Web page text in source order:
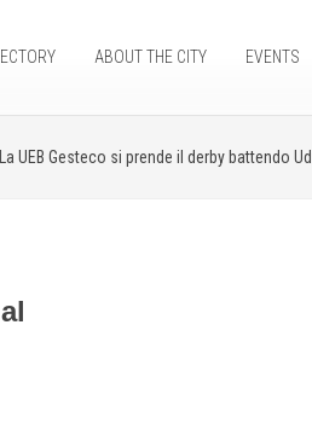
ABOUT THE CITY EVENTS
La UEB Gesteco si prende il derby battendo